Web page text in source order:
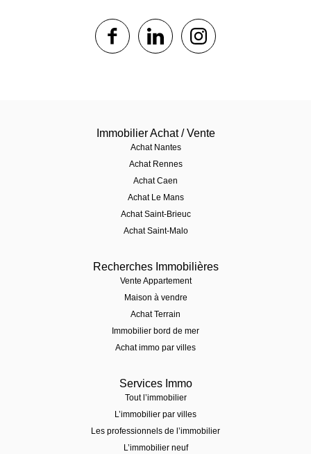
1$s 1$s
Immobilier Achat / Vente
Achat Nantes
Achat Rennes
Achat Caen
Achat Le Mans
Achat Saint-Brieuc
Achat Saint-Malo
Recherches Immobilières
Vente Appartement
Maison à vendre
Achat Terrain
Immobilier bord de mer
Achat immo par villes
Services Immo
Tout l’immobilier
L’immobilier par villes
Les professionnels de l’immobilier
L’immobilier neuf